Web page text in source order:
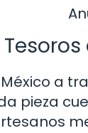
a
pieza